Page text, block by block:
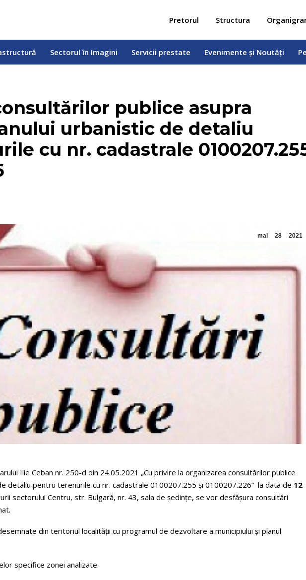
Pretorul Structura
Sectorul în Imagini Servicii prestate Evenimente și Noutăți
publice asupra
urbanistic de detaliu
cu nr. cadastrale
mai 28 2021
Ilie Ceban nr. 250-d din 24.05.2021 „Cu privire la organizarea consultărilor publice
detaliu pentru terenurile cu nr. cadastrale 0100207.255 și 0100207.226” la data de 12
sectorului Centru, str. Bulgară, nr. 43, sala de ședințe, se vor desfășura consultări
din teritoriul localității cu programul de dezvoltare a municipiului și planul
specifice zonei analizate.
Servicii prestate Evenimente și Noutăți